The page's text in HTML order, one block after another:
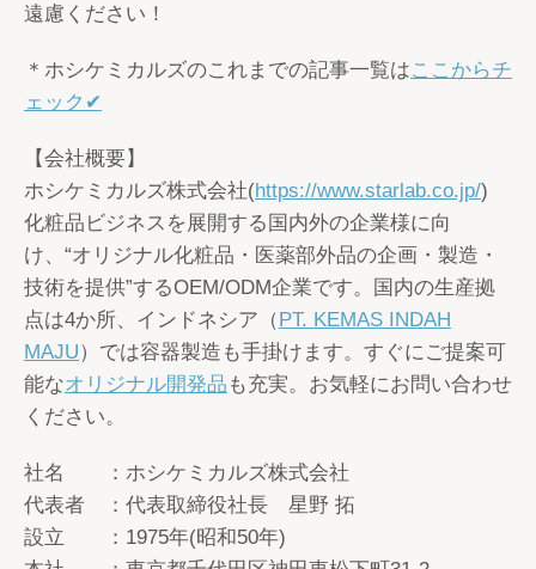
遠慮ください！
＊ホシケミカルズのこれまでの記事一覧はここからチ
ェック✔
【会社概要】
ホシケミカルズ株式会社(https://www.starlab.co.jp/)
化粧品ビジネスを展開する国内外の企業様に向
け、“オリジナル化粧品・医薬部外品の企画・製造・
技術を提供”するOEM/ODM企業です。国内の生産拠
点は4か所、インドネシア（PT. KEMAS INDAH
MAJU）では容器製造も手掛けます。すぐにご提案可
能なオリジナル開発品 も充実。お気軽にお問い合わせ
ください。
社名 ：ホシケミカルズ株式会社
代表者 ：代表取締役社長 星野 拓
設立 ：1975年(昭和50年)